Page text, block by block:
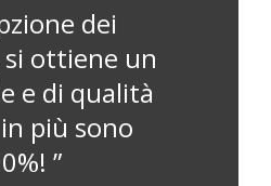
dei
ottiene un
e di qualità
più sono
”